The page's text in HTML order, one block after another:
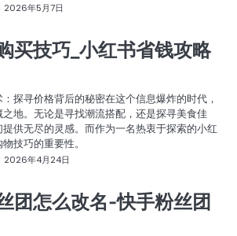
2026年5月7日
买技巧_小红书省钱攻略
探寻价格背后的秘密在这个信息爆炸的时代，
地。无论是寻找潮流搭配，还是探寻美食佳
供无尽的灵感。而作为一名热衷于探索的小红
技巧的重要性。
2026年4月24日
团怎么改名-快手粉丝团